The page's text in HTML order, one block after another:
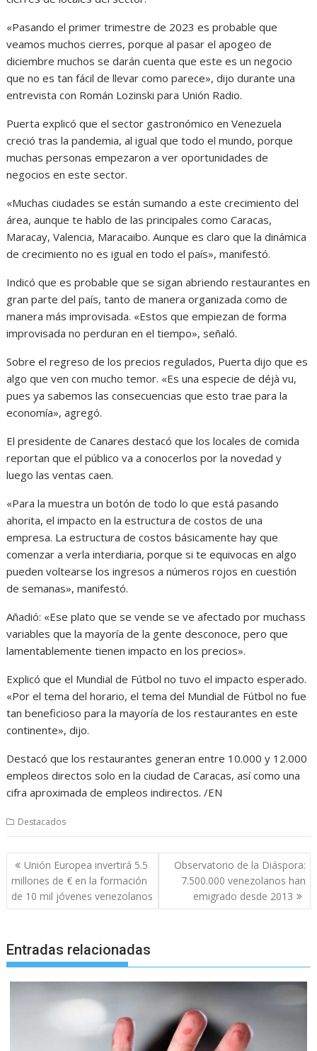
«Pasando el primer trimestre de 2023 es probable que
veamos muchos cierres, porque al pasar el apogeo de
diciembre muchos se darán cuenta que este es un negocio
que no es tan fácil de llevar como parece», dijo durante una
entrevista con Román Lozinski para Unión Radio.
Puerta explicó que el sector gastronómico en Venezuela
creció tras la pandemia, al igual que todo el mundo, porque
muchas personas empezaron a ver oportunidades de
negocios en este sector.
«Muchas ciudades se están sumando a este crecimiento del
área, aunque te hablo de las principales como Caracas,
Maracay, Valencia, Maracaibo. Aunque es claro que la dinámica
de crecimiento no es igual en todo el país», manifestó.
Indicó que es probable que se sigan abriendo restaurantes en
gran parte del país, tanto de manera organizada como de
manera más improvisada. «Estos que empiezan de forma
improvisada no perduran en el tiempo», señaló.
Sobre el regreso de los precios regulados, Puerta dijo que es
algo que ven con mucho temor. «Es una especie de déjà vu,
pues ya sabemos las consecuencias que esto trae para la
economía», agregó.
El presidente de Canares destacó que los locales de comida
reportan que el público va a conocerlos por la novedad y
luego las ventas caen.
«Para la muestra un botón de todo lo que está pasando
ahorita, el impacto en la estructura de costos de una
empresa. La estructura de costos básicamente hay que
comenzar a verla interdiaria, porque si te equivocas en algo
pueden voltearse los ingresos a números rojos en cuestión
de semanas», manifestó.
Añadió: «Ese plato que se vende se ve afectado por muchass
variables que la mayoría de la gente desconoce, pero que
lamentablemente tienen impacto en los precios».
Explicó que el Mundial de Fútbol no tuvo el impacto esperado.
«Por el tema del horario, el tema del Mundial de Fútbol no fue
tan beneficioso para la mayoría de los restaurantes en este
continente», dijo.
Destacó que los restaurantes generan entre 10.000 y 12.000
empleos directos solo en la ciudad de Caracas, así como una
cifra aproximada de empleos indirectos. /EN
Destacados
Navegación
de
entradas
Unión Europea invertirá 5.5
millones de € en la formación
de 10 mil jóvenes venezolanos
Observatorio de la Diáspora:
7.500.000 venezolanos han
emigrado desde 2013
Entradas relacionadas